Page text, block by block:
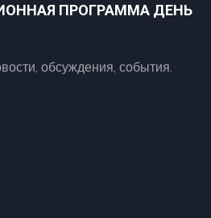
ПРОГРАММА ДЕНЬ
обсуждения, события.